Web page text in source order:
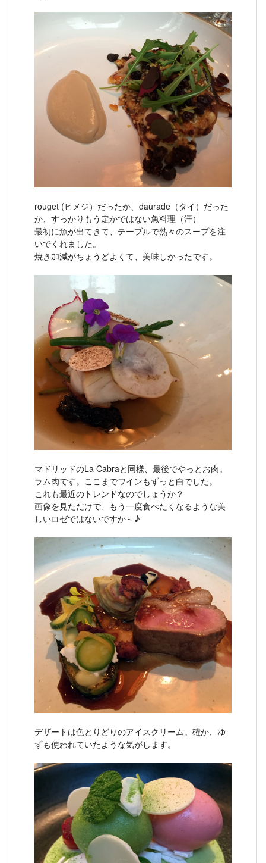
rouget (ヒメジ）だったか、daurade（タイ）だった
か、すっかりもう定かではない魚料理（汗）
最初に魚が出てきて、テーブルで熱々のスープを注
いでくれました。
焼き加減がちょうどよくて、美味しかったです。
マドリッドのLa Cabraと同様、最後でやっとお肉。
ラム肉です。ここまでワインもずっと白でした。
これも最近のトレンドなのでしょうか？
画像を見ただけで、もう一度食べたくなるような美
しいロゼではないですか～♪
デザートは色とりどりのアイスクリーム。確か、ゆ
ずも使われていたような気がします。